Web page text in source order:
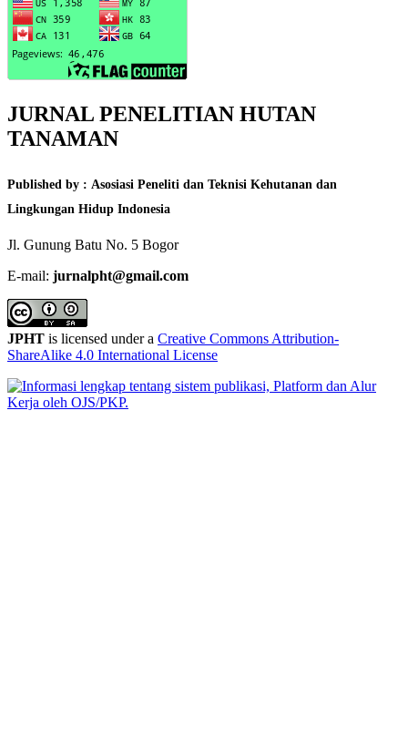
JURNAL PENELITIAN HUTAN
TANAMAN
Published by : Asosiasi Peneliti dan Teknisi Kehutanan dan
Lingkungan Hidup Indonesia
Jl. Gunung Batu No. 5 Bogor
E-mail: jurnalpht@gmail.com
JPHT is licensed under a Creative Commons Attribution-
ShareAlike 4.0 International License